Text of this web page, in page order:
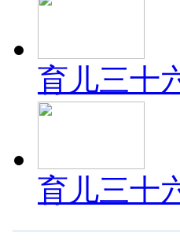
育儿三十
育儿三十